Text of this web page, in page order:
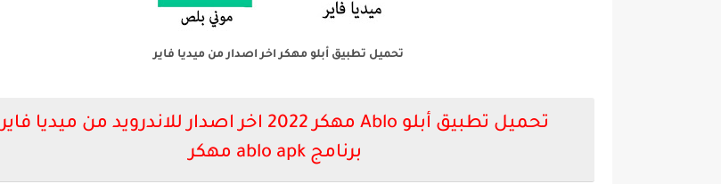
تحميل تطبيق أبلو مهكر اخر اصدار من ميديا فاير
تحميل تطبيق أبلو Ablo مهكر 2022 اخر اصدار للاندرويد من ميديا فاير
برنامج ablo apk مهكر